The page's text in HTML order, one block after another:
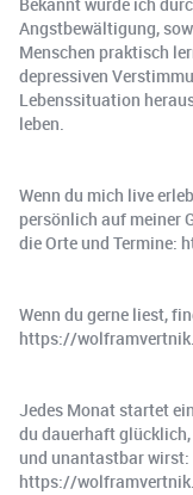
Angstbewältigung,
Menschen praktisch
depressiven
Lebenssituation
leben.
Wenn du mich live
persönlich auf meiner
die Orte und
Wenn du gerne liest,
https://
Jedes Monat startet
du dauerhaft
und unantastbar wirst:
https://